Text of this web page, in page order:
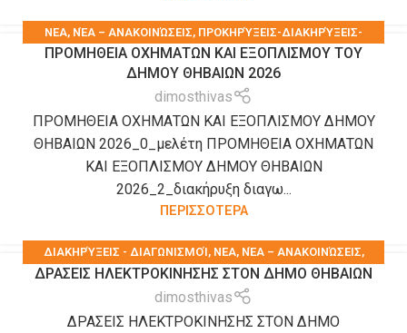
ΝΕΑ, ΝΈΑ – ΑΝΑΚΟΙΝΏΣΕΙΣ, ΠΡΟΚΗΡΎΞΕΙΣ-ΔΙΑΚΗΡΎΞΕΙΣ-
ΠΡΟΜΉΘΕΙΕΣ-ΥΠΗΡΕΣΊΕΣ ,ΤΑ ΝΈΑ ΤΟΥ ΔΉΜΟΥ
ΠΡΟΜΗΘΕΙΑ ΟΧΗΜΑΤΩΝ ΚΑΙ ΕΞΟΠΛΙΣΜΟΥ ΤΟΥ
ΔΗΜΟΥ ΘΗΒΑΙΩΝ 2026
dimosthivas
ΠΡΟΜΗΘΕΙΑ ΟΧΗΜΑΤΩΝ ΚΑΙ ΕΞΟΠΛΙΣΜΟΥ ΔΗΜΟΥ
ΘΗΒΑΙΩΝ 2026_0_μελέτη ΠΡΟΜΗΘΕΙΑ ΟΧΗΜΑΤΩΝ
ΚΑΙ ΕΞΟΠΛΙΣΜΟΥ ΔΗΜΟΥ ΘΗΒΑΙΩΝ
2026_2_διακήρυξη διαγω...
ΠΕΡΙΣΣΟΤΕΡΑ
ΔΙΑΚΗΡΎΞΕΙΣ - ΔΙΑΓΩΝΙΣΜΟΊ, ΝΕΑ, ΝΈΑ – ΑΝΑΚΟΙΝΏΣΕΙΣ,
ΠΡΟΚΗΡΎΞΕΙΣ-ΔΙΑΚΗΡΎΞΕΙΣ-ΠΡΟΜΉΘΕΙΕΣ-ΥΠΗΡΕΣΊΕΣ
ΔΡΑΣΕΙΣ ΗΛΕΚΤΡΟΚΙΝΗΣΗΣ ΣΤΟΝ ΔΗΜΟ ΘΗΒΑΙΩΝ
dimosthivas
ΔΡΑΣΕΙΣ ΗΛΕΚΤΡΟΚΙΝΗΣΗΣ ΣΤΟΝ ΔΗΜΟ